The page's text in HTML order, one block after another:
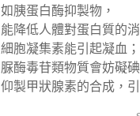
如胰蛋白酶抑製物，
能降低人體對蛋白質的消
細胞凝集素能引起凝血；
脲酶毒苷類物質會妨礙碘
仰製甲狀腺素的合成，